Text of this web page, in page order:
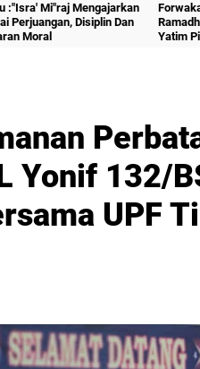
:"Isra' Mi"raj Mengajarkan
Perjuangan, Disiplin Dan
Moral
Yatim
Yonif 132/
UPF